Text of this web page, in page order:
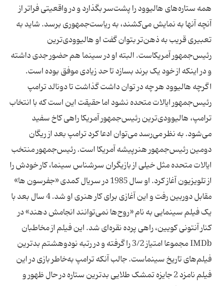
همه ستاره‌های هالیوود را پشت‌سر بگذارد و در واقعیتی فراتر از
آنچه آنها به نمایش می‌کشند، به ریاست‌جمهوری برسد. شاید به
تعبیری قریب به ذهن‌تر بتوان گفت او هالیوودی‌ترین
رئیس‌جمهور آمریکاست. البته او در سینما هم حضور جدی داشته
اگرچه هالیوود هر چه در توان داشت گذاشت تا دونالد ترامپ
رئیس‌جمهور ایالات متحده نشود اما حقیقت این است که با انتخاب
ترامپ، هالیوودی‌ترین رئیس‌جمهور آمریکا راهی کاخ سفید
می‌شود. به نظر می‌رسد می‌توان ادعا کرد ترامپ بعد از ریگان
دومین رئیس‌جمهور هنرپیشه آمریکا است. رئیس‌جمهور منتخب
ایالات متحده مثل خیلی از بازیگران سرشناس سینما، کار خودش را
از تلویزیون آغاز کرد. او سال 1985 در سریال کمدی «جفرسون ها»
مقابل دوربین رفت و این آغازی برای کار هنری او شد. 4 سال بعد با
یک فیلم سینمایی به نام «روح‌ها نمی‌توانند انجامش دهند» در
کنار آنتونی کویین، راهی پرده نقره‌ای شد. این فیلم از مخاطبان
IMDb مجموعا امتیاز 3/2 را گرفته و در رتبه نودوهشتم بدترین
فیلم‌های تاریخ سینماست. جالب آنکه ترامپ به‌خاطر بازی در این
فیلم نامزد 2 جایزه تمشک طلایی بدترین ستاره در حال ظهور و